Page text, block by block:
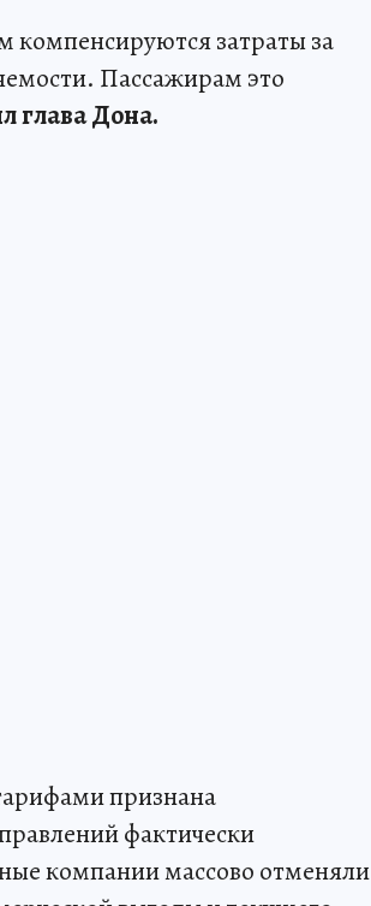
компенсируются затраты за
Пассажирам это
глава Дона.
признана
фактически
компании массово отменяли